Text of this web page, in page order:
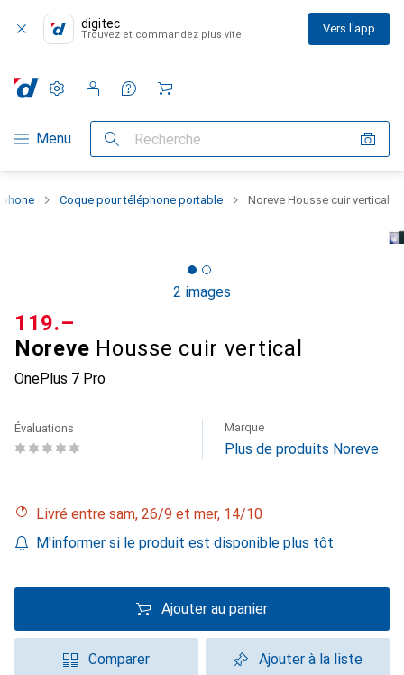
digitec
Trouvez et commandez plus vite Vers l'app
Navigation par catégorie
Menu Recherche
Paramètres
Compte client
Listes de comparaison
Listes d'envies
Panier
Coque pour téléphone portable Noreve Housse cuir vertical
2 images
Noreve Housse cuir vertical
OnePlus 7 Pro
CHF
119.–
Évaluations Marque
Plus de produits Noreve
Livré entre sam, 26/9 et mer, 14/10
M'informer si le produit est disponible plus tôt
Ajouter au panier
Comparer Ajouter à la liste